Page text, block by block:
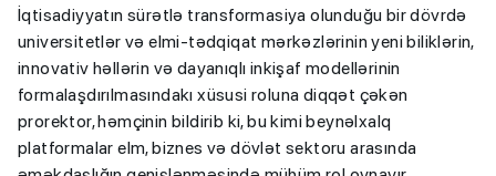
İqtisadiyyatın sürətlə transformasiya olunduğu bir dövrdə
universitetlər və elmi-tədqiqat mərkəzlərinin yeni biliklərin,
innovativ həllərin və dayanıqlı inkişaf modellərinin
formalaşdırılmasındakı xüsusi roluna diqqət çəkən
prorektor, həmçinin bildirib ki, bu kimi beynəlxalq
platformalar elm, biznes və dövlət sektoru arasında